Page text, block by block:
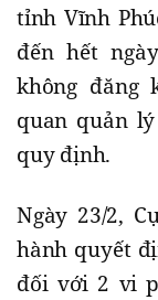
tỉnh Vĩnh
đến hết
không đăng
quan quản
quy định.
Ngày 23/2,
hành quyết
đối với 2 vi